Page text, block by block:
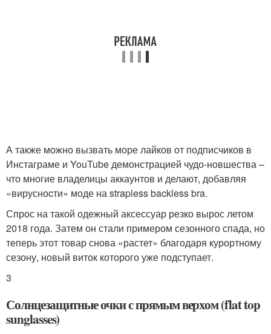
А также можно вызвать море лайков от подписчиков в
Инстаграме и YouTube демонстрацией чудо-новшества –
что многие владелицы аккаунтов и делают, добавляя
«вирусноcти» моде на strapless backless bra.
Спрос на такой одежный аксессуар резко вырос летом
2018 года. Затем он стали примером сезонного спада, но
теперь этот товар снова «растет» благодаря курортному
сезону, новый виток которого уже подступает.
3
Солнцезащитные очки с прямым верхом (flat top
sunglasses)